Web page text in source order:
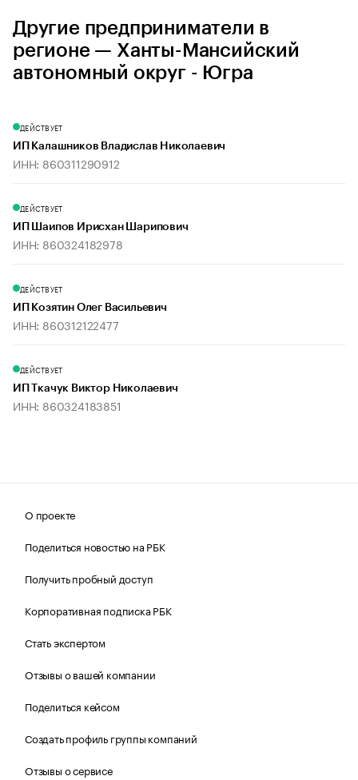
Другие предприниматели в
регионе — Ханты-Мансийский
автономный округ - Югра
ДЕЙСТВУЕТ
ИП Калашников Владислав Николаевич
ИНН: 860311290912
ДЕЙСТВУЕТ
ИП Шаипов Ирисхан Шарипович
ИНН: 860324182978
ДЕЙСТВУЕТ
ИП Козятин Олег Васильевич
ИНН: 860312122477
ДЕЙСТВУЕТ
ИП Ткачук Виктор Николаевич
ИНН: 860324183851
О проекте
Поделиться новостью на РБК
Получить пробный доступ
Корпоративная подписка РБК
Стать экспертом
Отзывы о вашей компании
Поделиться кейсом
Создать профиль группы компаний
Отзывы о сервисе